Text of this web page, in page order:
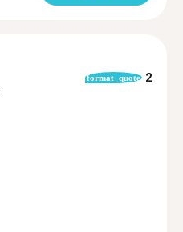
format_quote 2